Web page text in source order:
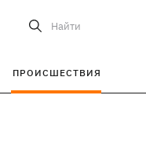
Найти
ПРОИСШЕСТВИЯ